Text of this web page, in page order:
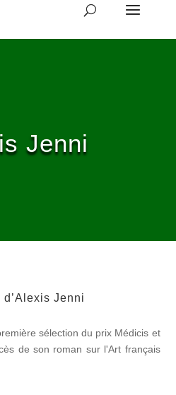
Jenni
d’Alexis Jenni
sélection du prix Médicis et
de son roman sur l'Art français